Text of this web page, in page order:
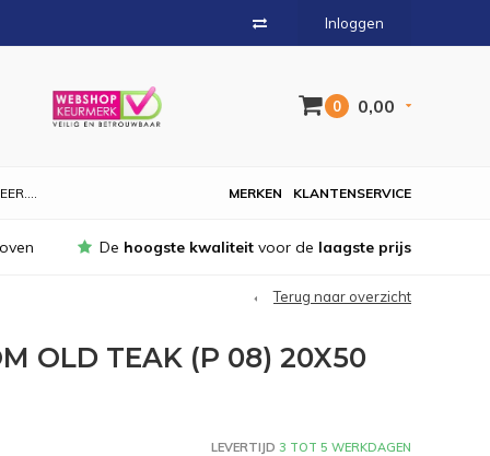
Inloggen
0 0,00
KLANTENSERVICE
MERKEN
De hoogste kwaliteit voor de laagste prijs
Terug naar overzicht
OLD TEAK (P 08) 20X50
LEVERTIJD 3 TOT 5 WERKDAGEN